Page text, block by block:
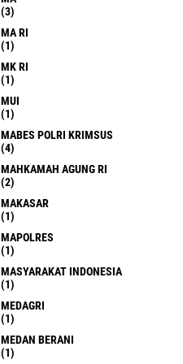
(3)
MA RI
(1)
MK RI
(1)
MUI
(1)
MABES POLRI KRIMSUS
(4)
MAHKAMAH AGUNG RI
(2)
MAKASAR
(1)
MAPOLRES
(1)
MASYARAKAT INDONESIA
(1)
MEDAGRI
(1)
MEDAN BERANI
(1)